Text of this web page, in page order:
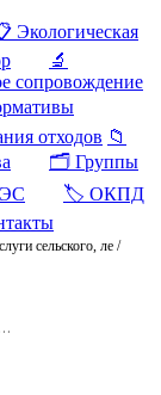
Экологическая
🔬
сопровождение
отходов 📁
🗂️ Группы
🏷️ ОКПД
сельского, ле /